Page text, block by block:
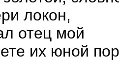
локон,
отец мой
их юной